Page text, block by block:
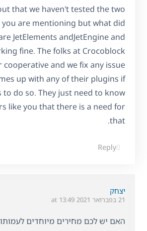
that we haven't tested the two
are mentioning but what did
JetElements andJetEngine and
fine. The folks at Crocoblock
cooperative and we fix any issue
up with any of their plugins if
to do so. They just need to know
like you that there is a need for
that.
Reply
יצחק
21 בפברואר 2021 at 13:49
האם יש לכם מחירים מיוחדים